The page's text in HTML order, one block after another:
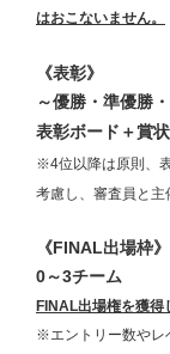
はおこないません。
《表彰》
～優勝・準優勝
表彰ボード＋賞
※4位以降は原則、
考慮し、審査員と主
《FINAL出場枠》
0～3チーム
FINAL出場権を獲
※エントリー数やレ